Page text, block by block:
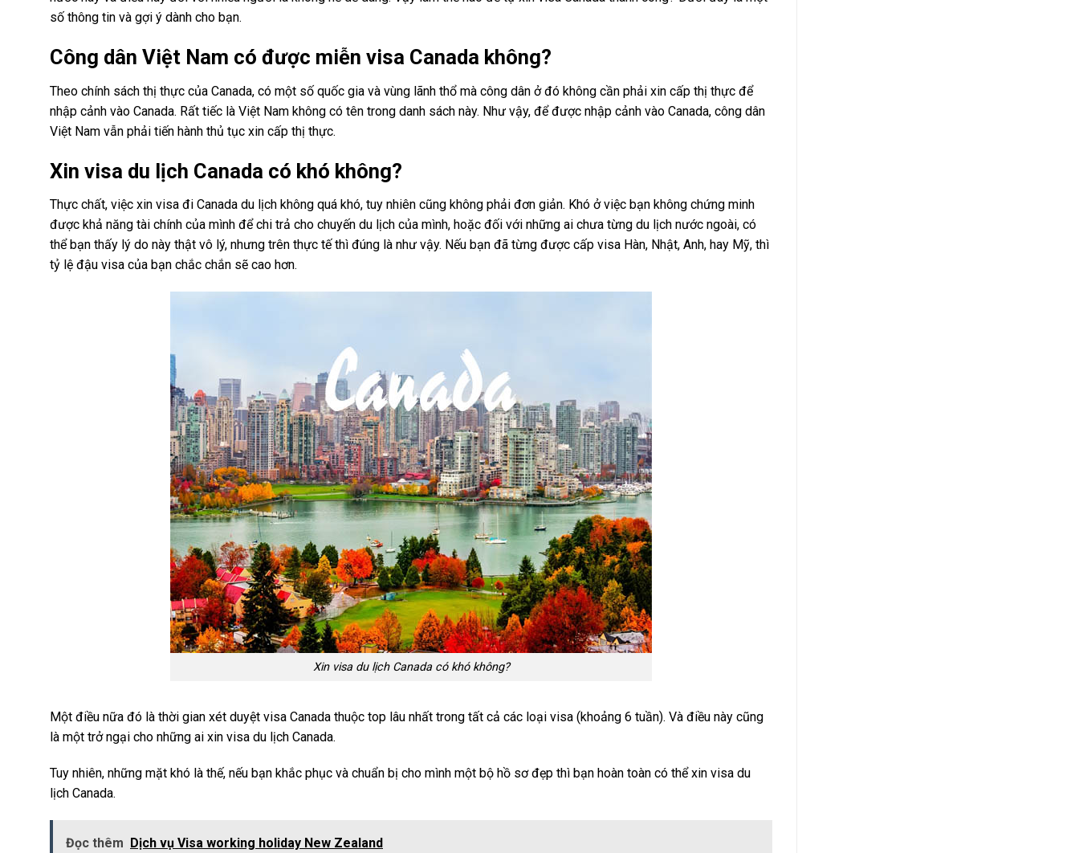
số thông tin và gợi ý dành cho bạn.
Công dân Việt Nam có được miễn visa Canada không?
Theo chính sách thị thực của Canada, có một số quốc gia và vùng lãnh thổ mà công dân ở đó không cần phải xin cấp thị thực để
nhập cảnh vào Canada. Rất tiếc là Việt Nam không có tên trong danh sách này. Như vậy, để được nhập cảnh vào Canada, công dân
Việt Nam vẫn phải tiến hành thủ tục xin cấp thị thực.
Xin visa du lịch Canada có khó không?
Thực chất, việc xin visa đi Canada du lịch không quá khó, tuy nhiên cũng không phải đơn giản. Khó ở việc bạn không chứng minh
được khả năng tài chính của mình để chi trả cho chuyến du lịch của mình, hoặc đối với những ai chưa từng du lịch nước ngoài, có
thể bạn thấy lý do này thật vô lý, nhưng trên thực tế thì đúng là như vậy. Nếu bạn đã từng được cấp visa Hàn, Nhật, Anh, hay Mỹ, thì
tỷ lệ đậu visa của bạn chắc chắn sẽ cao hơn.
Xin visa du lịch Canada có khó không?
Một điều nữa đó là thời gian xét duyệt visa Canada thuộc top lâu nhất trong tất cả các loại visa (khoảng 6 tuần). Và điều này cũng
là một trở ngại cho những ai xin visa du lịch Canada.
Tuy nhiên, những mặt khó là thế, nếu bạn khắc phục và chuẩn bị cho mình một bộ hồ sơ đẹp thì bạn hoàn toàn có thể xin visa du
lịch Canada.
Đọc thêm Dịch vụ Visa working holiday New Zealand